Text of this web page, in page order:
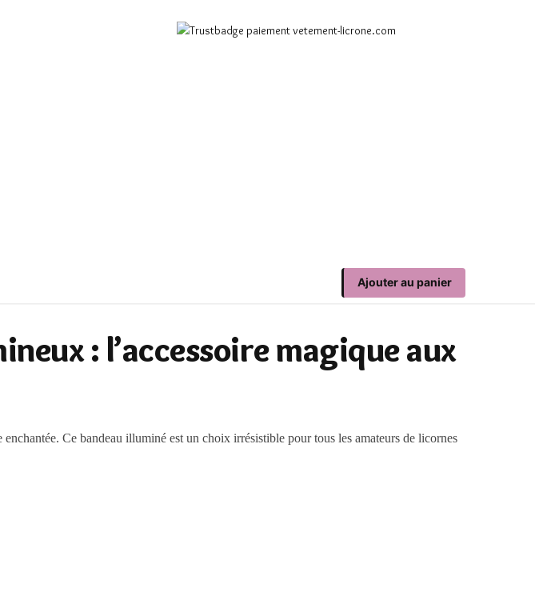
Ajouter au panier
: l’accessoire magique aux
Ce bandeau illuminé est un choix irrésistible pour tous les amateurs de licornes